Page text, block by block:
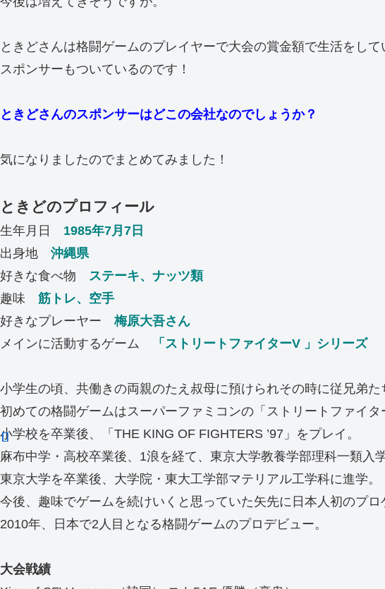
ときどさんは格闘ゲームのプレイヤーで大会の賞金額で生活をして
スポンサーもついているのです！
ときどさんのスポンサーはどこの会社なのでしょうか？
気になりましたのでまとめてみました！
ときどのプロフィール
生年月日 1985年7月7日
出身地 沖縄県
好きな食べ物 ステーキ、ナッツ類
趣味 筋トレ、空手
好きなプレーヤー梅原大吾さん
メインに活動するゲーム
「ストリートファイターV 」シリーズ
小学生の頃、共働きの両親のたえ叔母に預けられその時に従兄弟た
初めての格闘ゲームはスーパーファミコンの「ストリートファイタ
小学校を卒業後、「THE KING OF FIGHTERS ’97」をプレイ。
麻布中学・高校卒業後、1浪を経て、東京大学教養学部理科一類入学
東京大学を卒業後、大学院・東大工学部マテリアル工学科に進学。
今後、趣味でゲームを続けいくと思っていた矢先に日本人初のプ
2010年、日本で2人目となる格闘ゲームのプロデビュー。
大会戦績